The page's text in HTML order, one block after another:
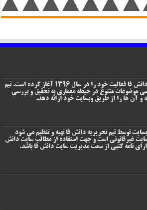
فروشگاه اینترنتی فروش فایل دانش فا فعالیت خود را در سال 1396 آغاز کرده است. تیم
موضوعات متنوع در حیطه معماری به تحقیق و بررسی
و آن ها را از طریق وبسایت خود ارائه دهد.
توسط تیم تحریریه دانش فا تهیه و تنظیم می شود
غیرقانونی است و جهت استفاده از مطالب سایت دانش
نامه کتبی از سمت مدیریت سایت دانش فا باشد.